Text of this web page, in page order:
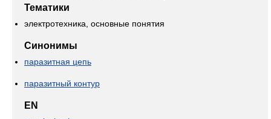
Тематики
электротехника, основные понятия
Синонимы
паразитная цепь
паразитный контур
EN